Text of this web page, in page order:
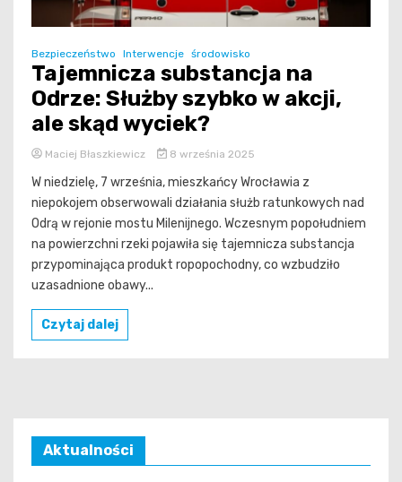
Bezpieczeństwo Interwencje środowisko
Tajemnicza substancja na
Odrze: Służby szybko w akcji,
ale skąd wyciek?
Maciej Błaszkiewicz 8 września 2025
W niedzielę, 7 września, mieszkańcy Wrocławia z
niepokojem obserwowali działania służb ratunkowych nad
Odrą w rejonie mostu Milenijnego. Wczesnym popołudniem
na powierzchni rzeki pojawiła się tajemnicza substancja
przypominająca produkt ropopochodny, co wzbudziło
uzasadnione obawy...
Czytaj dalej
Aktualności